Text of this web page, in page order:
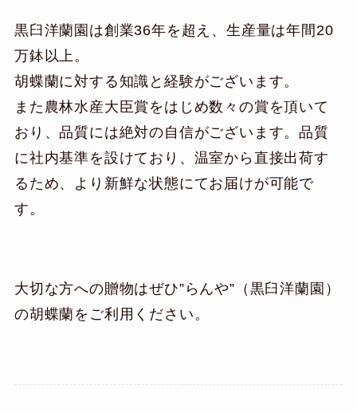
黒臼洋蘭園は創業36年を超え、生産量は年間20
万鉢以上。
胡蝶蘭に対する知識と経験がございます。
また農林水産大臣賞をはじめ数々の賞を頂いて
おり、品質には絶対の自信がございます。品質
に社内基準を設けており、温室から直接出荷す
るため、より新鮮な状態にてお届けが可能で
す。
大切な方への贈物はぜひ”らんや”（黒臼洋蘭園）
の胡蝶蘭をご利用ください。